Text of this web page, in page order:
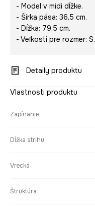
- Model v midi dĺžke.
- Šírka pása: 36,5 cm.
- Dĺžka: 79,5 cm.
- Veľkosti pre rozmer: S.
Detaily produktu
Vlastnosti produktu
Zapínanie
Dĺžka strihu
Vrecká
Štruktúra